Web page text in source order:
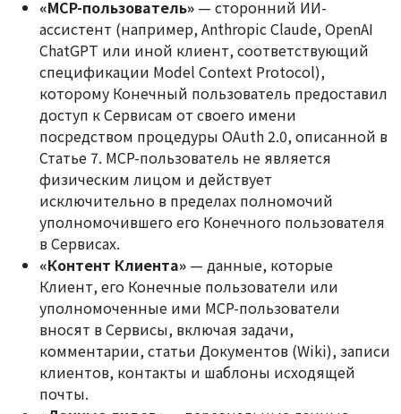
«MCP-пользователь» — сторонний ИИ-
ассистент (например, Anthropic Claude, OpenAI
ChatGPT или иной клиент, соответствующий
спецификации Model Context Protocol),
которому Конечный пользователь предоставил
доступ к Сервисам от своего имени
посредством процедуры OAuth 2.0, описанной в
Статье 7. MCP-пользователь не является
физическим лицом и действует
исключительно в пределах полномочий
уполномочившего его Конечного пользователя
в Сервисах.
«Контент Клиента» — данные, которые
Клиент, его Конечные пользователи или
уполномоченные ими MCP-пользователи
вносят в Сервисы, включая задачи,
комментарии, статьи Документов (Wiki), записи
клиентов, контакты и шаблоны исходящей
почты.